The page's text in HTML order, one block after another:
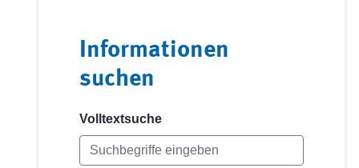
Informationen
suchen
Volltextsuche